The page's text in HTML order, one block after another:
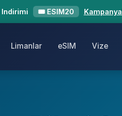
Indirimi 🎟 ESIM20
Limanlar eSIM Vize